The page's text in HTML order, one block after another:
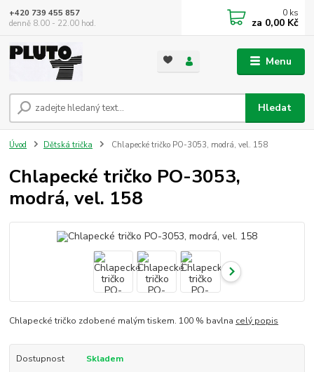
Menu
Hledat
+420 739 455 857
denně 8.00 - 22.00 hod.
0 ks
za 0,00 Kč
Úvod Dětská trička Chlapecké tričko PO-3053, modrá, vel. 158
Chlapecké tričko PO-3053,
modrá, vel. 158
Chlapecké tričko zdobené malým tiskem. 100 % bavlna celý popis
Dostupnost
Skladem